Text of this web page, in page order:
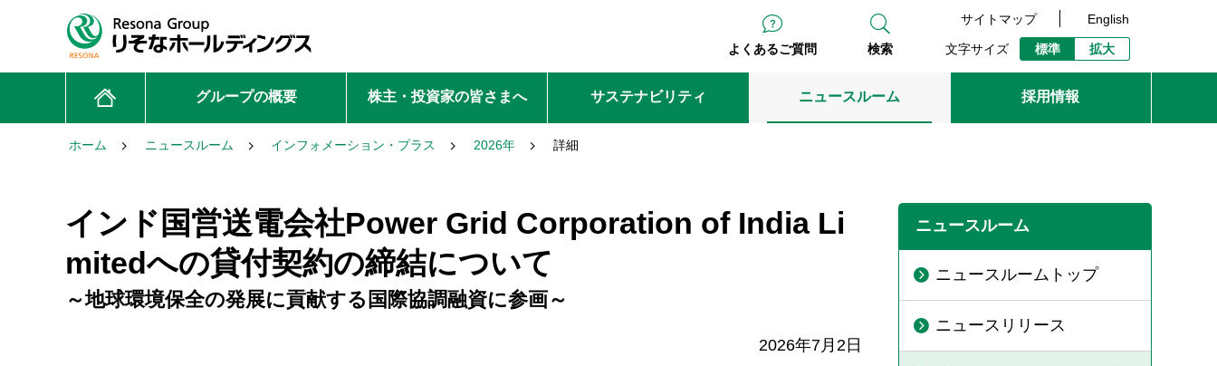
よくあるご質問 検索
サイトマップ English
文字サイズ 標準 拡大
グループの概要 株主・投資家の皆さまへ サステナビリティ ニュースルーム 採用情報
ホーム ニュースルーム インフォメーション・プラス 2026年 詳細
インド国営送電会社Power Grid Corporation of India Li
mitedへの貸付契約の締結について
～地球環境保全の発展に貢献する国際協調融資に参画～
2026年7月2日
ニュースルーム
ニュースルームトップ
ニュースリリース